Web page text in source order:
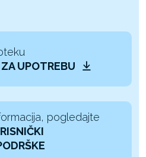
UPOTREBU
pogledajte